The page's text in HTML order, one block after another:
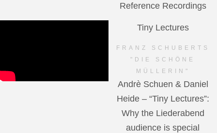
Reference Recordings
Tiny Lectures
FRANZ SCHUBERTS
"DIE SCHÖNE
MÜLLERIN"
Andrè Schuen & Daniel
Heide – “Tiny Lectures”:
Why the Liederabend
audience is special